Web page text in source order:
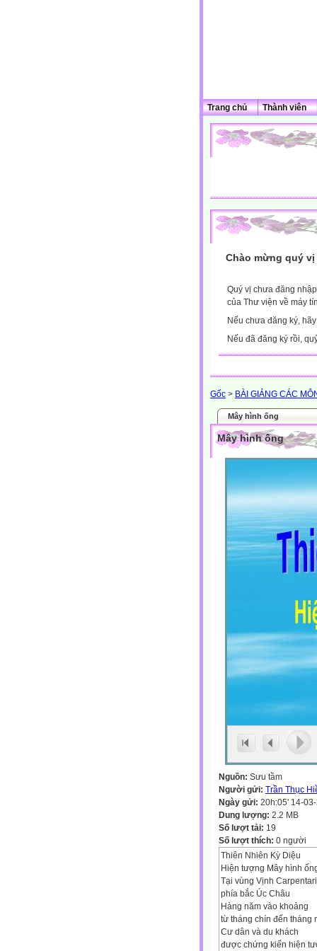
Trang chủ Thành viên
Chào mừng quý
Quý vị chưa đăng
của Thư viện về máy
Nếu chưa đăng ký, hãy
Nếu đã đăng ký rồi,
Gốc > BÀI GIẢNG CÁC
Mây hình ống
Mây hình ống
Nguồn: Sưu tầm
Người gửi: Trần Thục
Ngày gửi: 20h:05' 14-
Dung lượng: 2.2 MB
Số lượt tải: 19
Số lượt thích: 0 người
Thiên Nhiên Kỳ Diệu
Hiện tượng Mây hình
Tại vùng Vịnh
phía bắc Úc Châu
Hàng năm vào khoảng
từ tháng chín đến tháng
Cư dân và du khách
được chứng kiến hiện